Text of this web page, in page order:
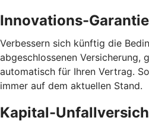
Innovations-Garantie
Verbessern sich künftig die
abgeschlossenen Versicherung,
automatisch für Ihren Vertrag.
immer auf dem aktuellen Stand.
Kapital-